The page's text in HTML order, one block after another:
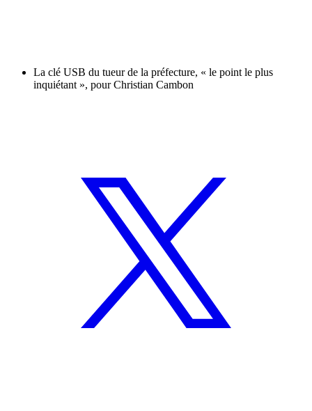
La clé USB du tueur de la préfecture, « le point le plus
inquiétant », pour Christian Cambon